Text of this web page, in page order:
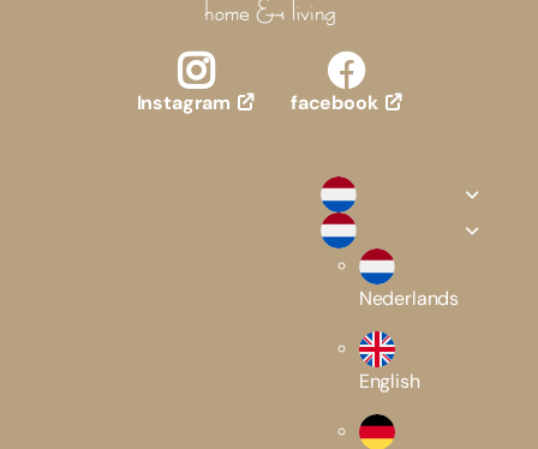
Instagram facebook
Nederlands
English